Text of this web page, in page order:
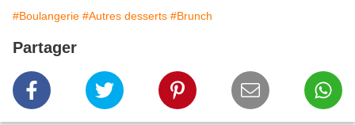
#Boulangerie #Autres desserts #Brunch
Partager